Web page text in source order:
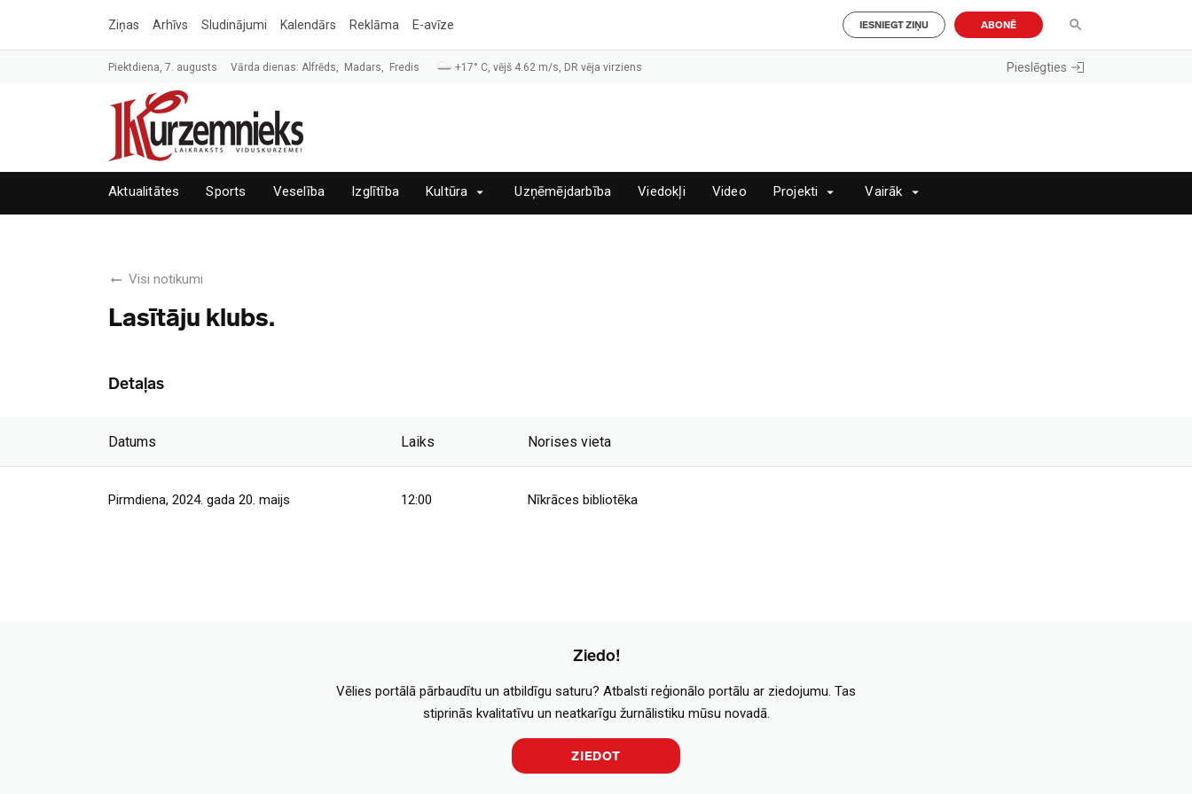
Ziņas Arhīvs Sludinājumi Kalendārs Reklāma E-avīze IESNIEGT ZIŅU ABONĒ
Piektdiena, 7. augusts Vārda dienas: Alfrēds, Madars, Fredis +17° C, vējš 4.62 m/s, DR vēja virziens Pieslēgties
Aktualitātes Sports Veselība Izglītība Kultūra Uzņēmējdarbība Viedokļi Video Projekti Vairāk
Visi notikumi
Lasītāju klubs.
Detaļas
Datums Laiks Norises vieta
Pirmdiena, 2024. gada 20. maijs 12:00 Nīkrāces bibliotēka
Ziedo!
Vēlies portālā pārbaudītu un atbildīgu saturu? Atbalsti reģionālo portālu ar ziedojumu. Tas
stiprinās kvalitatīvu un neatkarīgu žurnālistiku mūsu novadā.
ZIEDOT